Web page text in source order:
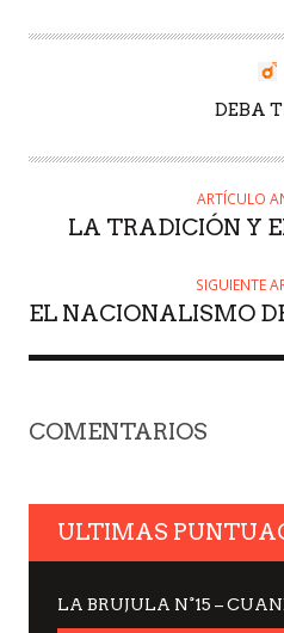
DEBA
ARTÍCULO
LA TRADICIÓN Y
SIGUIENTE
EL NACIONALISMO
COMENTARIOS
ULTIMAS